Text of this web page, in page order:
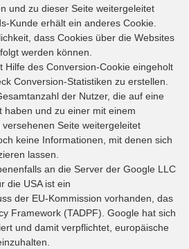
und zu dieser Seite weitergeleitet
Kunde erhält ein anderes Cookie.
dass Cookies über die Websites
werden können.
Hilfe des Conversion-Cookie eingeholt
Conversion-Statistiken zu erstellen.
der Nutzer, die auf eine
haben und zu einer mit einem
Seite weitergeleitet
keine Informationen, mit denen sich
lassen.
an die Server der Google LLC
die USA ist ein
der EU-Kommission vorhanden, das
Framework (TADPF). Google hat sich
und damit verpflichtet, europäische